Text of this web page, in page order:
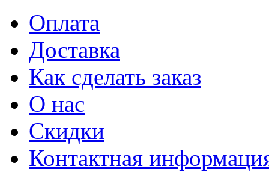
Оплата
Доставка
Как сделать заказ
О нас
Скидки
Контактная